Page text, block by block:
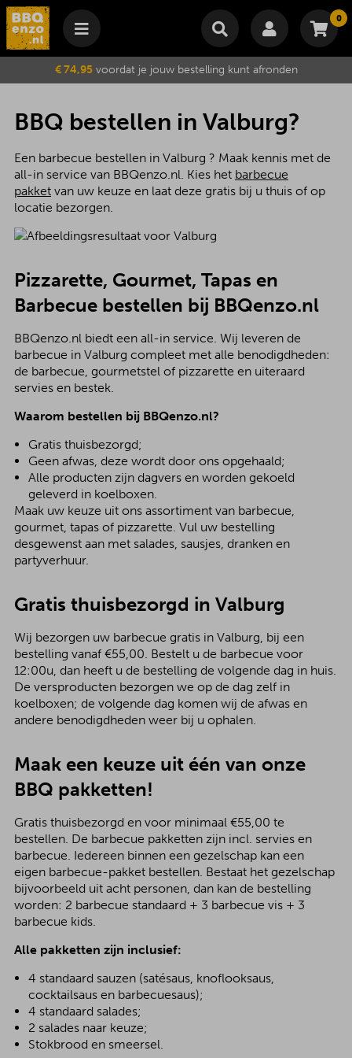
0
Winkelmand
Je winkelwagen is momenteel leeg.
Subtotaal €
Wijzig winkelmand
€ 74,95voordat je jouw bestelling kunt afronden
BBQ bestellen in Valburg?
Een barbecue bestellen in Valburg ? Maak kennis met de
all-in service van BBQenzo.nl. Kies het barbecue
pakketvan uw keuze en laat deze gratis bij u thuis of op
locatie bezorgen.
Pizzarette, Gourmet, Tapas en
Barbecue bestellen bij BBQenzo.nl
BBQenzo.nl biedt een all-in service. Wij leveren de
barbecue in Valburg compleet met alle benodigdheden:
de barbecue, gourmetstel of pizzarette en uiteraard
servies en bestek.
Waarom bestellen bij BBQenzo.nl?
Gratis thuisbezorgd;
Geen afwas, deze wordt door ons opgehaald;
Alle producten zijn dagvers en worden gekoeld
geleverd in koelboxen.
Maak uw keuze uit ons assortiment van barbecue,
gourmet, tapas of pizzarette. Vul uw bestelling
desgewenst aan met salades, sausjes, dranken en
partyverhuur.
Gratis thuisbezorgd in Valburg
Wij bezorgen uw barbecue gratis in Valburg, bij een
bestelling vanaf €55,00. Bestelt u de barbecue voor
12:00u, dan heeft u de bestelling de volgende dag in huis.
De versproducten bezorgen we op de dag zelf in
koelboxen; de volgende dag komen wij de afwas en
andere benodigdheden weer bij u ophalen.
Maak een keuze uit één van onze
BBQ pakketten!
Gratis thuisbezorgd en voor minimaal €55,00 te
bestellen. De barbecue pakketten zijn incl. servies en
barbecue. Iedereen binnen een gezelschap kan een
eigen barbecue-pakket bestellen. Bestaat het gezelschap
bijvoorbeeld uit acht personen, dan kan de bestelling
worden: 2 barbecue standaard + 3 barbecue vis + 3
barbecue kids.
Alle pakketten zijn inclusief:
4 standaard sauzen (satésaus, knoflooksaus,
cocktailsaus en barbecuesaus);
4 standaard salades;
2 salades naar keuze;
Stokbrood en smeersel.